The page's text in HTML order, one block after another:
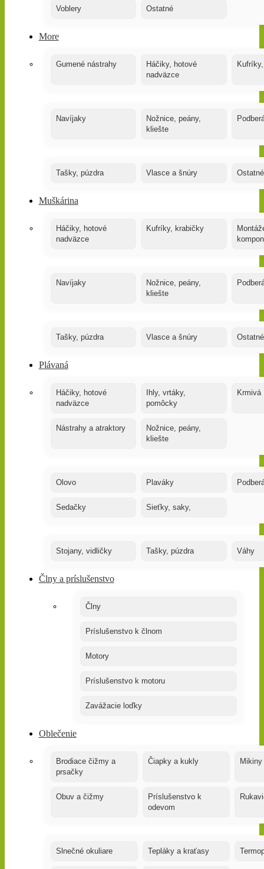
Voblery Ostatné
More
Gumené nástrahy
Háčiky, hotové
nadväzce
Navíjaky
Nožnice, peány,
kliešte
Tašky, púzdra Vlasce a šnúry Ostatné
Muškárina
Háčiky, hotové
nadväzce
Kufríky, krabičky
Navíjaky
Nožnice, peány,
kliešte
Tašky, púzdra Vlasce a šnúry
Plávaná
Háčiky, hotové
nadväzce
Ihly, vrtáky,
pomôcky
Krmivá
Nástrahy a atraktory
Nožnice, peány,
kliešte
Olovo Plaváky
Sedačky Sieťky, saky,
Stojany, vidličky Tašky, púzdra Váhy
Člny a príslušenstvo
Člny
Príslušenstvo k člnom
Motory
Príslušenstvo k motoru
Zavážacie loďky
Oblečenie
Brodiace čižmy a
prsačky
Čiapky a kukly Mikiny
Obuv a čižmy
Príslušenstvo k
odevom
Slnečné okuliare Tepláky a kraťasy